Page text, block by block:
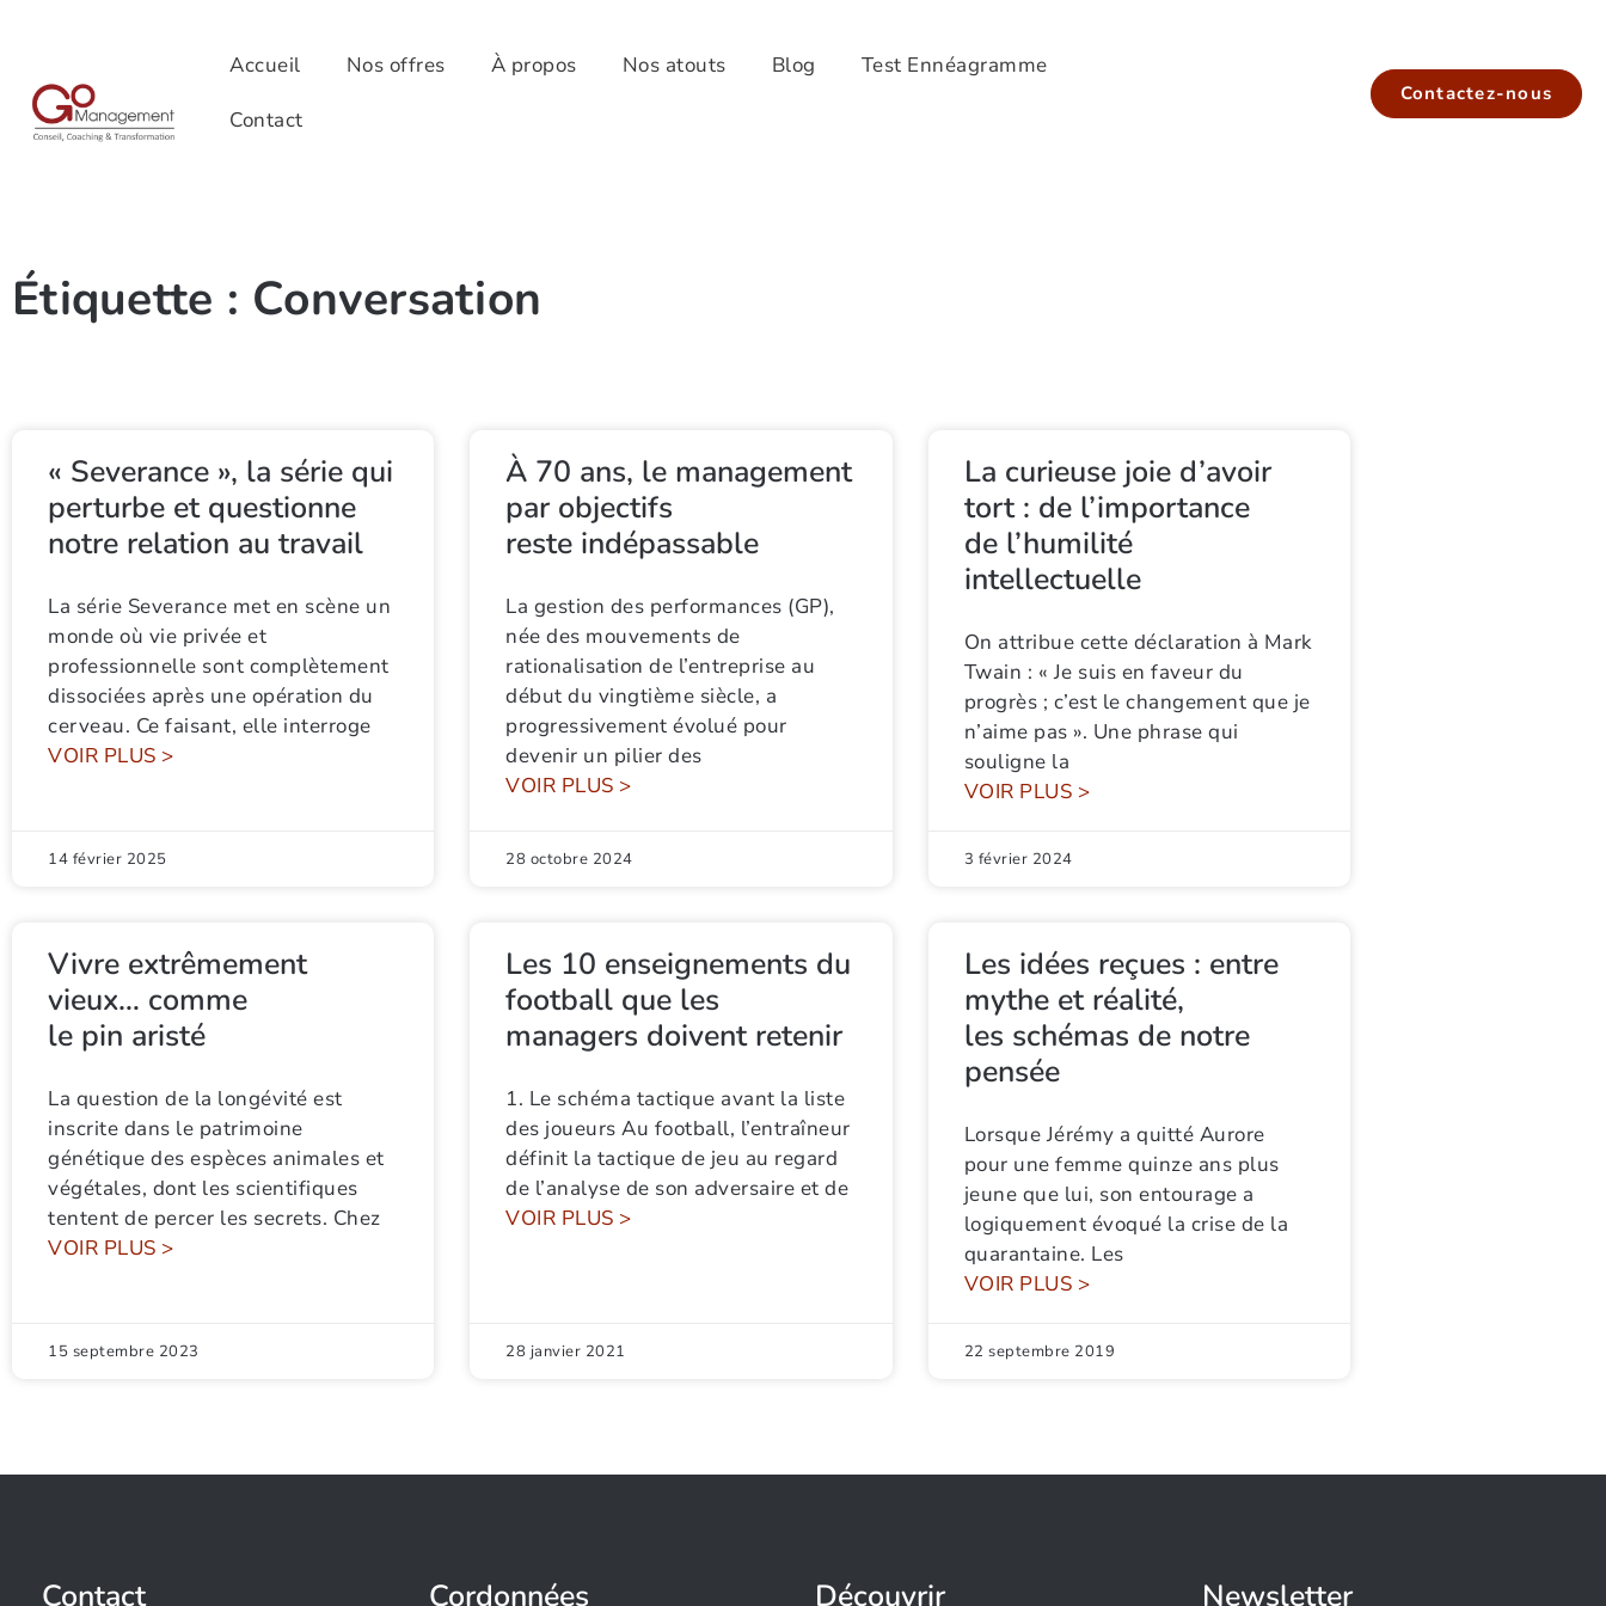
Accueil Nos offres À propos Nos atouts Blog
Test Ennéagramme
Contact
Contactez-nous
Étiquette : Conversation
« Severance », la série qui
perturbe et questionne
notre relation au travail
La série Severance met en scène un
monde où vie privée et
professionnelle sont complètement
dissociées après une opération du
cerveau. Ce faisant, elle interroge
VOIR PLUS >
14 février 2025
À 70 ans, le management
par objectifs
reste indépassable
La gestion des performances (GP),
née des mouvements de
rationalisation de l’entreprise au
début du vingtième siècle, a
progressivement évolué pour
devenir un pilier des
VOIR PLUS >
28 octobre 2024
La curieuse joie d’avoir
tort : de l’importance
de l’humilité
intellectuelle
On attribue cette déclaration à Mark
Twain : « Je suis en faveur du
progrès ; c’est le changement que je
n’aime pas ». Une phrase qui
souligne la
VOIR PLUS >
3 février 2024
Vivre extrêmement
vieux… comme
le pin aristé
La question de la longévité est
inscrite dans le patrimoine
génétique des espèces animales et
végétales, dont les scientifiques
tentent de percer les secrets. Chez
VOIR PLUS >
15 septembre 2023
Les 10 enseignements du
football que les
managers doivent retenir
1. Le schéma tactique avant la liste
des joueurs Au football, l’entraîneur
définit la tactique de jeu au regard
de l’analyse de son adversaire et de
VOIR PLUS >
28 janvier 2021
Les idées reçues : entre
mythe et réalité,
les schémas de notre
pensée
Lorsque Jérémy a quitté Aurore
pour une femme quinze ans plus
jeune que lui, son entourage a
logiquement évoqué la crise de la
quarantaine. Les
VOIR PLUS >
22 septembre 2019
Contact Cordonnées Découvrir Newsletter